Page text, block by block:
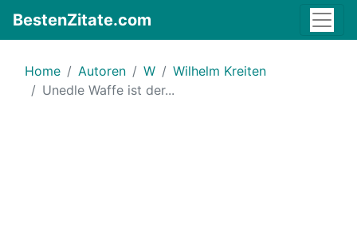
BestenZitate.com
Home Autoren W
Wilhelm Kreiten
Unedle Waffe ist der...